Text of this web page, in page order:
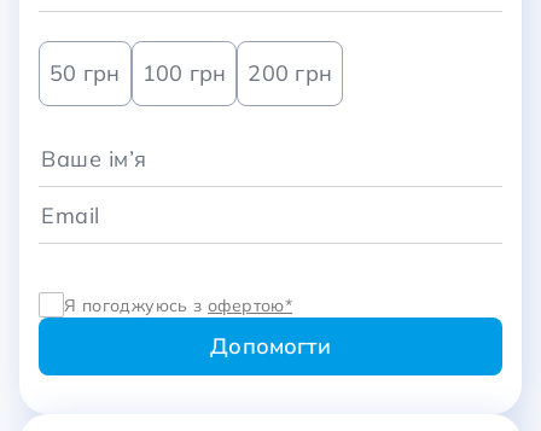
50 грн 100 грн 200 грн
Я погоджуюсь зофертою*